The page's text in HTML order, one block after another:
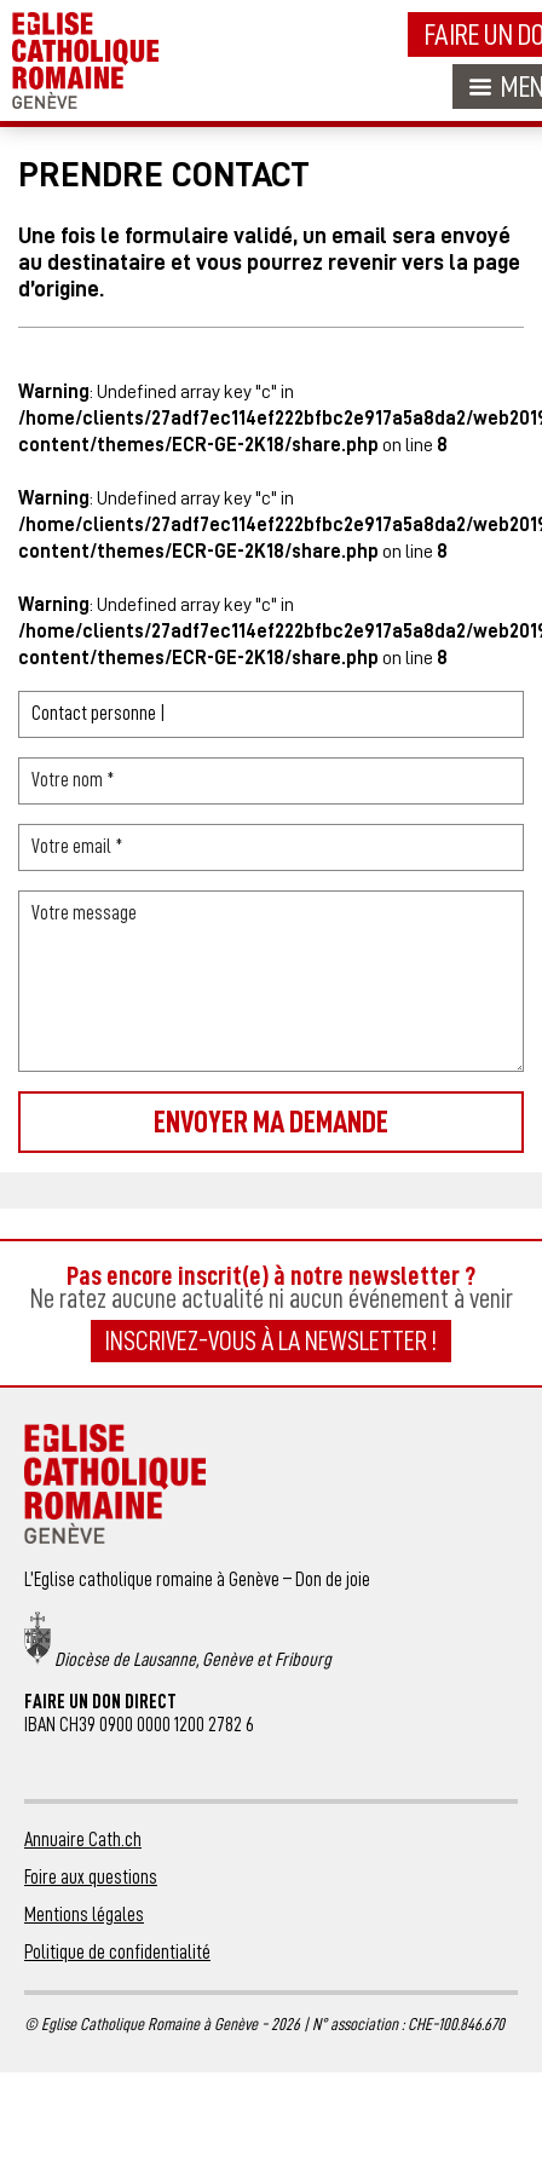
FAIRE UN
PRENDRE CONTACT
Une fois le formulaire validé, un email sera envoyé
au destinataire et vous pourrez revenir vers la page
d’origine.
Warning: Undefined array key "c" in
/home/clients/27adf7ec114ef222bfbc2e917a5a8da2/
content/themes/ECR-GE-2K18/share.php on line 8
Warning: Undefined array key "c" in
/home/clients/27adf7ec114ef222bfbc2e917a5a8da2/
content/themes/ECR-GE-2K18/share.php on line 8
Warning: Undefined array key "c" in
/home/clients/27adf7ec114ef222bfbc2e917a5a8da2/
content/themes/ECR-GE-2K18/share.php on line 8
Pas encore inscrit(e) à notre newsletter ?
Ne ratez aucune actualité ni aucun événement à venir
INSCRIVEZ-VOUS À LA NEWSLETTER !
L’Eglise catholique romaine à Genève – Don de joie
Diocèse de Lausanne, Genève et Fribourg
FAIRE UN DON DIRECT
IBAN CH39 0900 0000 1200 2782 6
Annuaire Cath.ch
Foire aux questions
Mentions légales
Politique de confidentialité
© Eglise Catholique Romaine à Genève - 2026 | N° association : CHE-100.846.670